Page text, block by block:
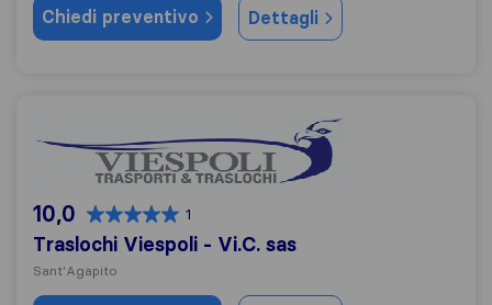
Chiedi preventivo Dettagli
10,0 1
Traslochi Viespoli - Vi.C. sas
Sant'Agapito